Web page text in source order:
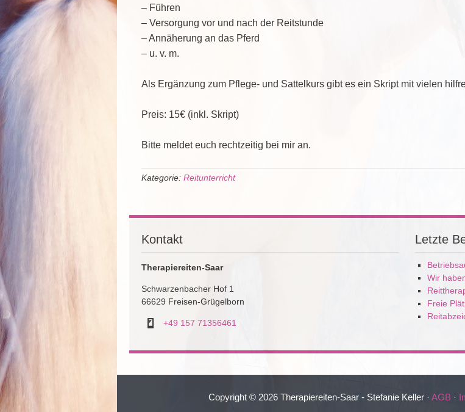
– Führen
– Versorgung vor und nach der Reitstunde
– Annäherung an das Pferd
– u. v. m.
Als Ergänzung zum Pflege- und Sattelkurs gibt es ein Skript mit vielen
Preis: 15€ (inkl. Skript)
Bitte meldet euch rechtzeitig bei mir an.
Kategorie: Reitunterricht
Kontakt
Therapiereiten-Saar
Schwarzenbacher Hof 1
66629 Freisen-Grügelborn
+49 157 71356461
Letzte
Wir
Freie
Copyright © 2026 Therapiereiten-Saar - Stefanie Keller · AGB ·